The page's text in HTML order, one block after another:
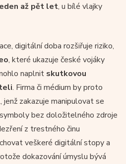
až pět let, u bílé vlajky
digitální doba rozšiřuje riziko,
, které ukazuje české vojáky
naplnit skutkovou
. Firma či médium by proto
zakazuje manipulovat se
bez doložitelného zdroje
z trestného činu
veškeré digitální stopy a
dokazování úmyslu bývá